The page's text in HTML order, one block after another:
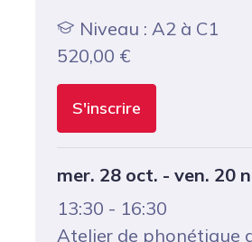
Niveau : A2 à C1
520,00 €
S'inscrire
mer. 28 oct. - ven. 20
13:30 - 16:30
Atelier de phonétique